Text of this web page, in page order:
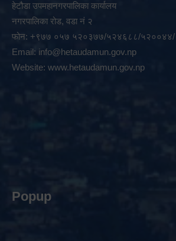
हेटौडा उपमहानगरपालिका कार्यालय
नगरपालिका रोड, वडा नं २
फोन: +९७७ ०५७ ५२०३७७/५२४६८८/५२००४४/
Email: info@hetaudamun.gov.np
Website: www.hetaudamun.gov.np
Popup